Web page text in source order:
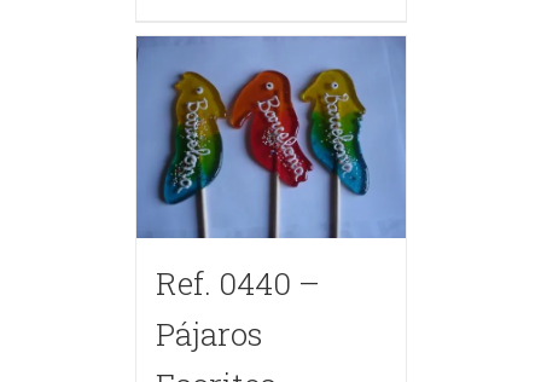
Ref. 0440 –
Pájaros